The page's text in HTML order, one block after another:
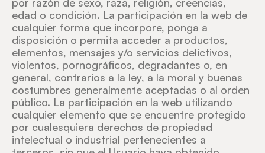
edad o condición. La participación en la web de
cualquier forma que incorpore, ponga a
disposición o permita acceder a productos,
elementos, mensajes y/o servicios delictivos,
violentos, pornográficos, degradantes o, en
general, contrarios a la ley, a la moral y buenas
costumbres generalmente aceptadas o al orden
público. La participación en la web utilizando
cualquier elemento que se encuentre protegido
por cualesquiera derechos de propiedad
intelectual o industrial pertenecientes a